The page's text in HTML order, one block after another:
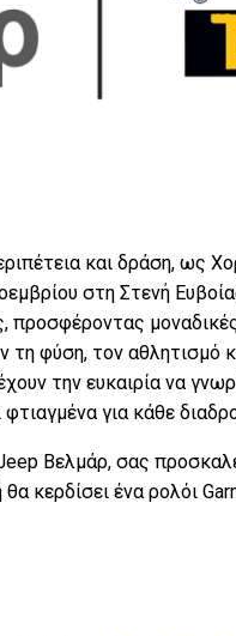
και δράση, ως
στη Στενή
προσφέροντας
τη φύση, τον αθλητισμό
την ευκαιρία να
για κάθε
Βελμάρ, σας
κερδίσει ένα ρολόι